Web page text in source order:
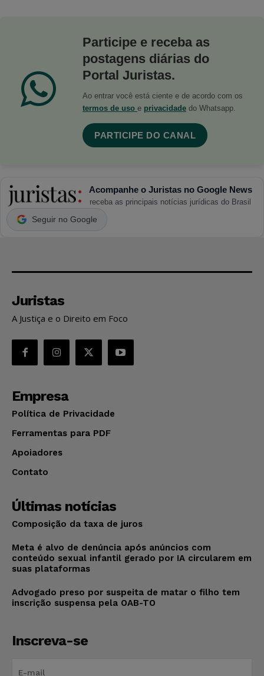
Participe e receba as
postagens diárias do
Portal Juristas.
Ao entrar você está ciente e de acordo com os
termos de uso e privacidade do Whatsapp.
PARTICIPE DO CANAL
Acompanhe o Juristas no Google News
receba as principais notícias jurídicas do Brasil
Seguir no Google
Juristas
A Justiça e o Direito em Foco
Empresa
Política de Privacidade
Ferramentas para PDF
Apoiadores
Contato
Últimas notícias
Composição da taxa de juros
Meta é alvo de denúncia após anúncios com
conteúdo sexual infantil gerado por IA circularem em
suas plataformas
Advogado preso por suspeita de matar o filho tem
inscrição suspensa pela OAB-TO
Inscreva-se